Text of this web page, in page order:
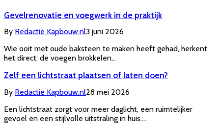
Gevelrenovatie en voegwerk in de praktijk
By Redactie Kapbouw.nl3 juni 2026
Wie ooit met oude baksteen te maken heeft gehad, herkent
het direct: de voegen brokkelen…
Zelf een lichtstraat plaatsen of laten doen?
By Redactie Kapbouw.nl28 mei 2026
Een lichtstraat zorgt voor meer daglicht, een ruimtelijker
gevoel en een stijlvolle uitstraling in huis.…